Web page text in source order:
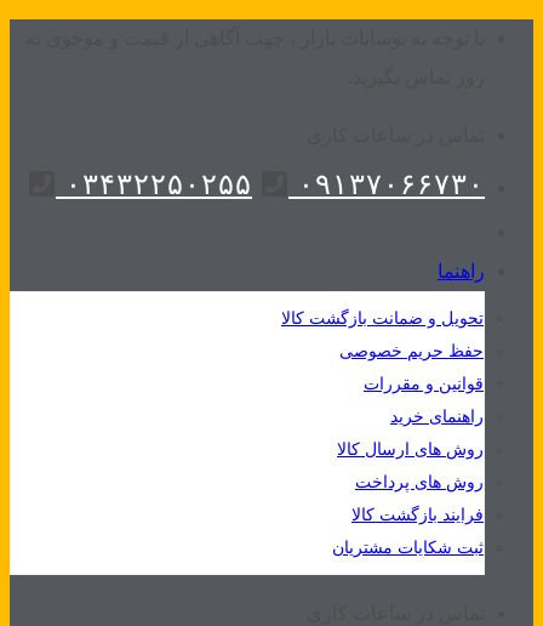
۰۹۱۳۷۰۶۶۷۳۰ ۰۳۴۳۲۲۵۰۲۵۵
راهنما
تحویل و ضمانت بازگشت کالا
حفظ حریم خصوصی
قوانین و مقررات
راهنمای خرید
روش های ارسال کالا
روش های پرداخت
فرایند بازگشت کالا
ثبت شکایات مشتریان